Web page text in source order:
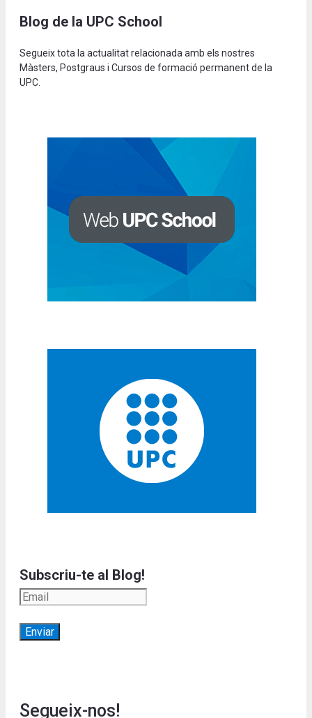
Blog de la UPC School
Segueix tota la actualitat relacionada amb els nostres
Màsters, Postgraus i Cursos de formació permanent de la
UPC.
Subscriu-te al Blog!
Segueix-nos!